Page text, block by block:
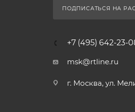
ПОДПИСАТЬСЯ НА
+7 (495) 642-23-
msk@rtline.ru
г. Москва, ул.